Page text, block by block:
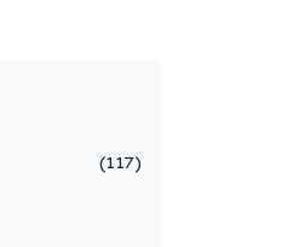
117